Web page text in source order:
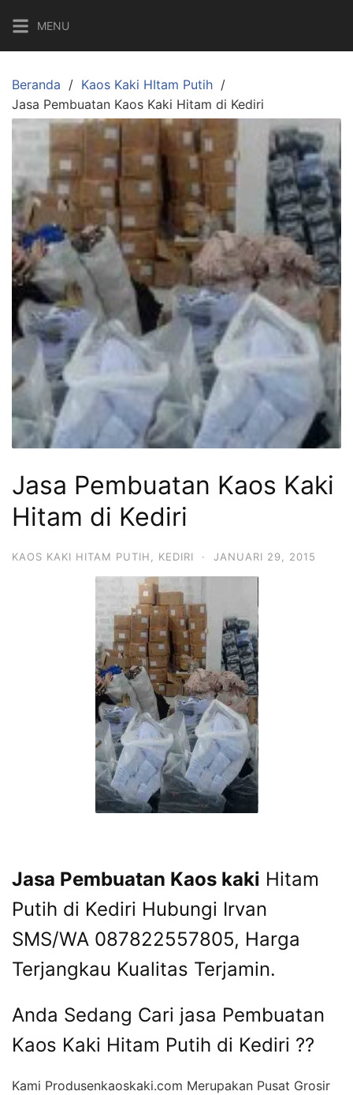
ke
konten
MENU
Beranda
Kaos Kaki HItam Putih
Jasa Pembuatan Kaos Kaki Hitam di Kediri
Jasa Pembuatan Kaos Kaki
Hitam di Kediri
KAOS KAKI HITAM PUTIH KEDIRI · JANUARI 29, 2015
Jasa Pembuatan Kaos kaki Hitam
Putih di Kediri Hubungi Irvan
SMS/WA 087822557805, Harga
Terjangkau Kualitas Terjamin.
Anda Sedang Cari jasa Pembuatan
Kaos Kaki Hitam Putih di Kediri ??
Kami Produsenkaoskaki.com Merupakan Pusat Grosir